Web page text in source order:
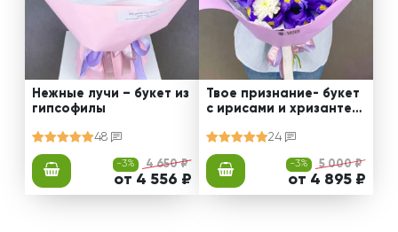
Нежные лучи – букет из
гипсофилы
48
-3% 4 650 ₽
от 4 556 ₽
Твое признание- букет
с ирисами и хризантем
24
-3% 5 000 ₽
от 4 895 ₽